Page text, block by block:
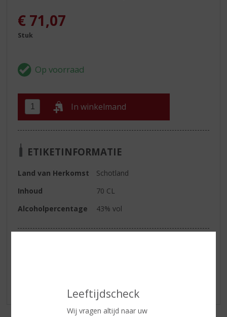
Leeftijdscheck
Wij vragen altijd naar uw
€ 71,07
Stuk
In winkelmand
ETIKETINFORMATIE
Land van Herkomst
Schotland
Inhoud
70 CL
Alcoholpercentage
43% vol
Er zijn nog geen reviews geplaatst voor dit product